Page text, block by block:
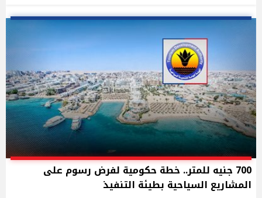
700 جنيه للمتر.. خطة حكومية لفرض رسوم على
المشاريع السياحية بطيئة التنفيذ